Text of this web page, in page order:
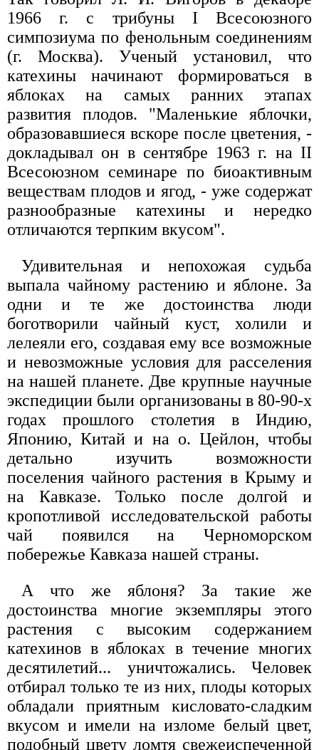
1966 г. с трибуны I Всесоюзного
симпозиума по фенольным соединениям
(г. Москва). Ученый установил, что
катехины начинают формироваться в
яблоках на самых ранних этапах
развития плодов. "Маленькие яблочки,
образовавшиеся вскоре после цветения, -
докладывал он в сентябре 1963 г. на II
Всесоюзном семинаре по биоактивным
веществам плодов и ягод, - уже содержат
разнообразные катехины и нередко
отличаются терпким вкусом".
Удивительная и непохожая судьба
выпала чайному растению и яблоне. За
одни и те же достоинства люди
боготворили чайный куст, холили и
лелеяли его, создавая ему все возможные
и невозможные условия для расселения
на нашей планете. Две крупные научные
экспедиции были организованы в 80-90-х
годах прошлого столетия в Индию,
Японию, Китай и на о. Цейлон, чтобы
детально изучить возможности
поселения чайного растения в Крыму и
на Кавказе. Только после долгой и
кропотливой исследовательской работы
чай появился на Черноморском
побережье Кавказа нашей страны.
А что же яблоня? За такие же
достоинства многие экземпляры этого
растения с высоким содержанием
катехинов в яблоках в течение многих
десятилетий... уничтожались. Человек
отбирал только те из них, плоды которых
обладали приятным кисловато-сладким
вкусом и имели на изломе белый цвет,
подобный цвету ломтя свежеиспеченной